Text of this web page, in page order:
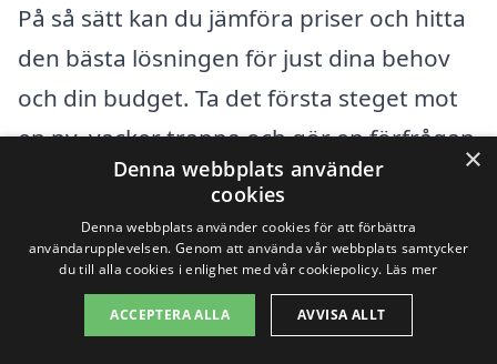
På så sätt kan du jämföra priser och hitta
den bästa lösningen för just dina behov
och din budget. Ta det första steget mot
en ny, vacker trappa och gör en förfrågan
redan idag! Med rätt hjälp kan din
renovering bli både kostnadseffektiv och
tillfredsställande.
Få 3 erbjudanden, gratis och utan
×
Denna webbplats använder
cookies
Denna webbplats använder cookies för att förbättra
användarupplevelsen. Genom att använda vår webbplats samtycker
du till alla cookies i enlighet med vår cookiepolicy. Läs mer
ACCEPTERA ALLA AVVISA ALLT